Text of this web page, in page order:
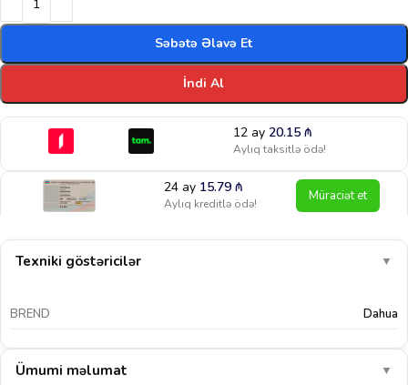
Səbətə Əlavə Et
İndi Al
12 ay 20.15 ₼
Aylıq taksitlə ödə!
24 ay 15.79₼
Aylıq kreditlə ödə! Müraciət et
Texniki göstəricilər ▼
BREND Dahua
Ümumi məlumat ▼